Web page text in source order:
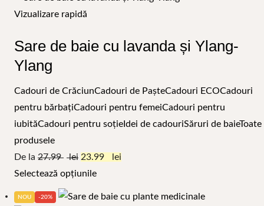
Vizualizare rapidă
Sare de baie cu lavanda și Ylang-
Ylang
Cadouri de CrăciunCadouri de PașteCadouri ECOCadouri
pentru bărbațiCadouri pentru femeiCadouri pentru
iubităCadouri pentru soție Idei de cadouriSăruri de baieToate
produsele
De la 27.99
23.99
Selectează opțiunile
NOU -20%